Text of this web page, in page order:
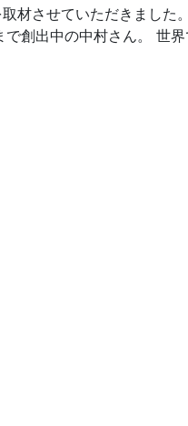
材させていただきました
創出中の中村さん。 世